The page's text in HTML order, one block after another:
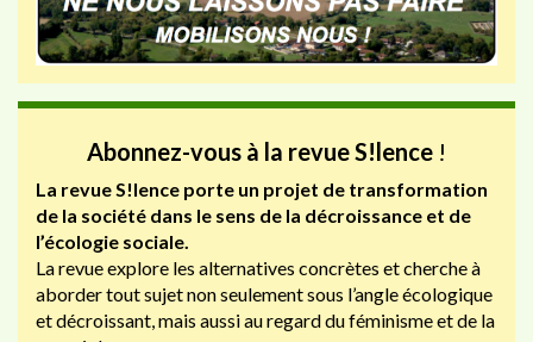
Abonnez-vous à la revue S!lence !
La revue S!lence porte un projet de transformation
de la société dans le sens de la décroissance et de
l’écologie sociale.
La revue explore les alternatives concrètes et cherche à
aborder tout sujet non seulement sous l’angle écologique
et décroissant, mais aussi au regard du féminisme et de la